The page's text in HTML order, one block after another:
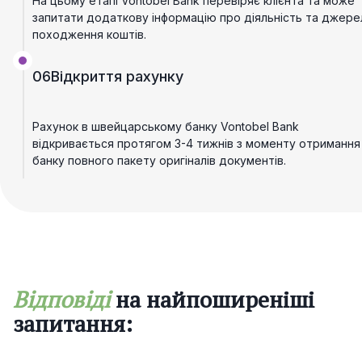
запитати додаткову інформацію про діяльність та
походження коштів.
06Відкриття рахунку
Рахунок в швейцарському банку Vontobel Bank
відкривається протягом 3-4 тижнів з моменту
банку повного пакету оригіналів документів.
Відповіді на найпоширеніші
запитання: